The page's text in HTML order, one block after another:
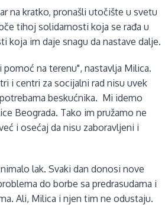
na kratko, pronašli utočište u svetu
tihoj solidarnosti koja se rađa u
koja im daje snagu da nastave dalje.
na terenu", nastavlja Milica.
i centri za socijalni rad nisu uvek
beskućnika. Mi idemo
Beograda. Tako im pružamo ne
i osećaj da nisu zaboravljeni i
lak. Svaki dan donosi nove
do borbe sa predrasudama i
Ali, Milica i njen tim ne odustaju.